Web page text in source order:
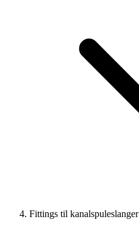
Fittings til kanalspuleslanger